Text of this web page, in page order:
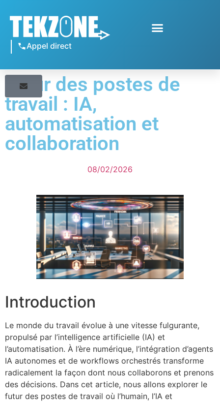
Appel direct
Futur des postes de
travail : IA,
automatisation et
collaboration
08/02/2026
Introduction
Le monde du travail évolue à une vitesse fulgurante,
propulsé par l’intelligence artificielle (IA) et
l’automatisation. À l’ère numérique, l’intégration d’agents
IA autonomes et de workflows orchestrés transforme
radicalement la façon dont nous collaborons et prenons
des décisions. Dans cet article, nous allons explorer le
futur des postes de travail où l’humain, l’IA et